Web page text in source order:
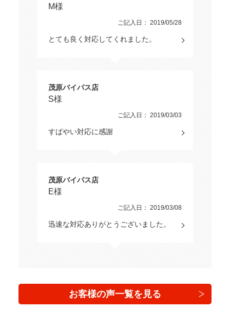
M様
ご記入日： 2019/05/28
とても良く対応してくれました。
茂原バイパス店
S様
ご記入日： 2019/03/03
すばやい対応に感謝
茂原バイパス店
E様
ご記入日： 2019/03/08
迅速な対応ありがとうございました。
お客様の声一覧を見る